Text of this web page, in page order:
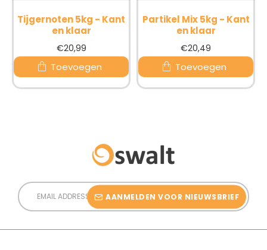
Tijgernoten 5kg - Kant
en klaar
€20,99
Toevoegen
Partikel Mix 5kg - Kant
en klaar
€20,49
Toevoegen
Email
Address
AANMELDEN VOOR NIEUWSBRIEF